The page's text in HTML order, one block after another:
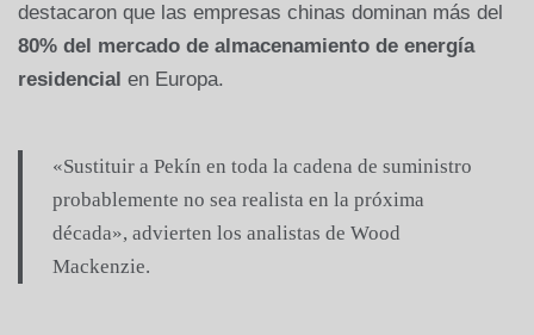
destacaron que las empresas chinas dominan más del
80% del mercado de almacenamiento de energía
residencial en Europa.
«Sustituir a Pekín en toda la cadena de suministro
probablemente no sea realista en la próxima
década», advierten los analistas de Wood
Mackenzie.